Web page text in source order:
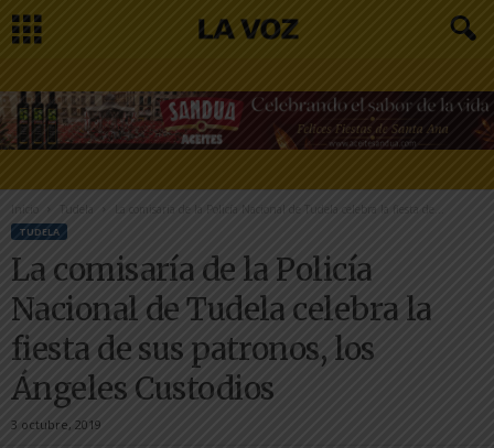
Inicio Tudela La comisaría de la Policía Nacional de Tudela celebra la fiesta de...
TUDELA
La comisaría de la Policía
Nacional de Tudela celebra la
fiesta de sus patronos, los
Ángeles Custodios
3 octubre, 2019